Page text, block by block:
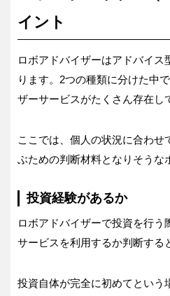
イント
ロボアドバイザーはアドバイス
ります。2つの種類に分けた中
ザーサービスがたくさん存在し
ここでは、個人の状況に合わせ
ぶための判断材料となりそうな
投資経験があるか
ロボアドバイザーで投資を行う
サービスを利用するか判断する
投資自体が完全に初めてという